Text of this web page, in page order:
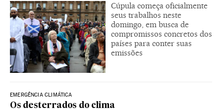
Cúpula começa oficialmente
seus trabalhos neste
domingo, em busca de
compromissos concretos dos
países para conter suas
emissões
EMERGÊNCIA CLIMÁTICA
Os desterrados do clima